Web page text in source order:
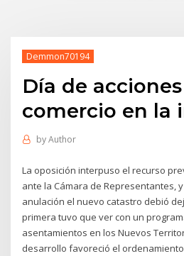
Demmon70194
Día de
comercio en la
byAuthor
La oposición interpuso el recurso
ante la Cámara de Representantes,
anulación el nuevo catastro debió
primera tuvo que ver con un
asentamientos en los Nuevos
desarrollo favoreció el